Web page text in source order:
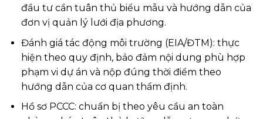
đầu tư cần tuân thủ biểu mẫu và hướng dẫn của
đơn vị quản lý lưới địa phương.
Đánh giá tác động môi trường (EIA/ĐTM): thực
hiện theo quy định, bảo đảm nội dung phù hợp
phạm vi dự án và nộp đúng thời điểm theo
hướng dẫn của cơ quan thẩm định.
Hồ sơ PCCC: chuẩn bị theo yêu cầu an toàn